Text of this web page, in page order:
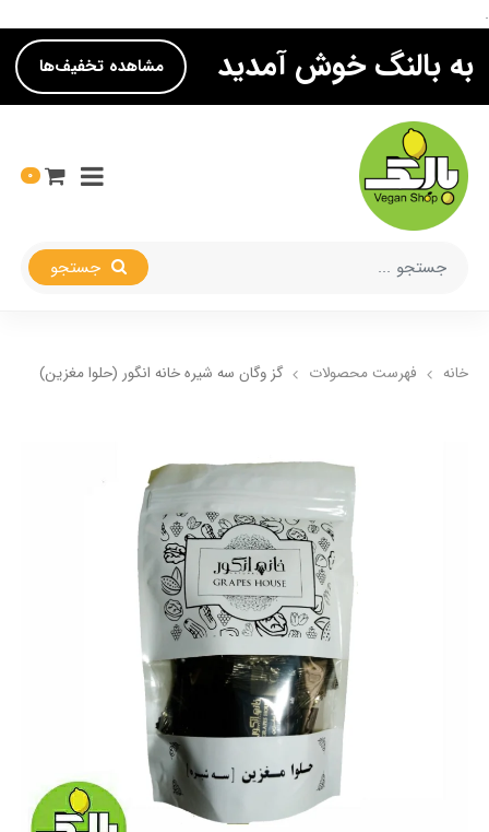
.
به بالنگ خوش آمدید مشاهده تخفیف‌ها
0
خانه فهرست محصولات گز وگان سه شیره خانه انگور (حلوا مغزین)